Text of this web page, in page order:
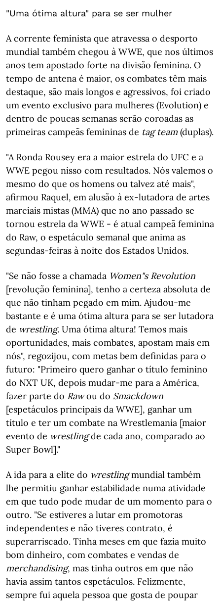
"Uma ótima altura" para se ser mulher
A corrente feminista que atravessa o desporto
mundial também chegou à WWE, que nos últimos
anos tem apostado forte na divisão feminina. O
tempo de antena é maior, os combates têm mais
destaque, são mais longos e agressivos, foi criado
um evento exclusivo para mulheres (Evolution) e
dentro de poucas semanas serão coroadas as
primeiras campeãs femininas de tag team (duplas).
"A Ronda Rousey era a maior estrela do UFC e a
WWE pegou nisso com resultados. Nós valemos o
mesmo do que os homens ou talvez até mais",
afirmou Raquel, em alusão à ex-lutadora de artes
marciais mistas (MMA) que no ano passado se
tornou estrela da WWE - é atual campeã feminina
do Raw, o espetáculo semanal que anima as
segundas-feiras à noite dos Estados Unidos.
"Se não fosse a chamada Women"s Revolution
[revolução feminina], tenho a certeza absoluta de
que não tinham pegado em mim. Ajudou-me
bastante e é uma ótima altura para se ser lutadora
de wrestling. Uma ótima altura! Temos mais
oportunidades, mais combates, apostam mais em
nós", regozijou, com metas bem definidas para o
futuro: "Primeiro quero ganhar o título feminino
do NXT UK, depois mudar-me para a América,
fazer parte do Rawou do Smackdown
[espetáculos principais da WWE], ganhar um
título e ter um combate na Wrestlemania [maior
evento de wrestlingde cada ano, comparado ao
Super Bowl]."
A ida para a elite do wrestlingmundial também
lhe permitiu ganhar estabilidade numa atividade
em que tudo pode mudar de um momento para o
outro. "Se estiveres a lutar em promotoras
independentes e não tiveres contrato, é
superarriscado. Tinha meses em que fazia muito
bom dinheiro, com combates e vendas de
merchandising, mas tinha outros em que não
havia assim tantos espetáculos. Felizmente,
sempre fui aquela pessoa que gosta de poupar